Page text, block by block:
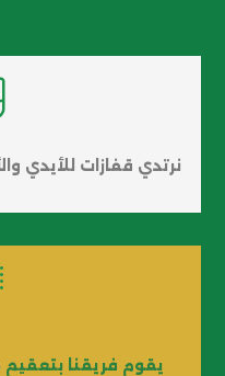
نرتدي قفازات للأيدي
يقوم فريقنا